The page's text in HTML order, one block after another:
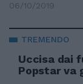
06/10/2019
TREMENDO
Uccisa dai
Popstar va